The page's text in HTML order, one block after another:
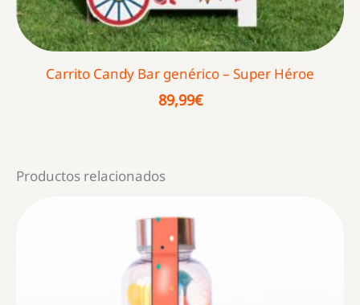
Carrito Candy Bar genérico – Super Héroe
89,99€
Productos relacionados